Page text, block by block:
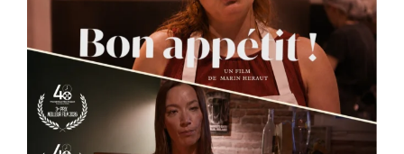
✨ Pour les ados : cycles théâtre et
accompagnement à la pratique scénique
✨ Pour les
See More
Photo
View on Facebook Share